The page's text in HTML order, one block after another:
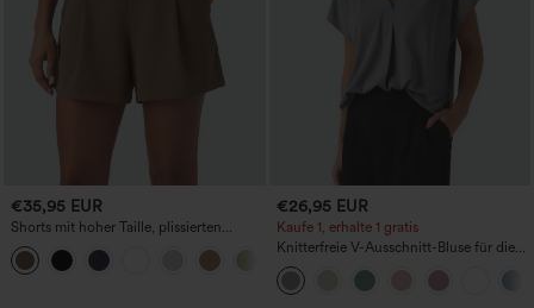
€35,95 EUR
Shorts mit hoher Taille, plissierten
Seitentaschen und weitem Bein
€26,95 EUR
Kaufe 1, erhalte 1 gratis
Knitterfreie V-Ausschnitt-Bluse für die
Arbeit, kurzärmelig und oversized